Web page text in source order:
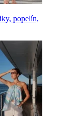
popelín,